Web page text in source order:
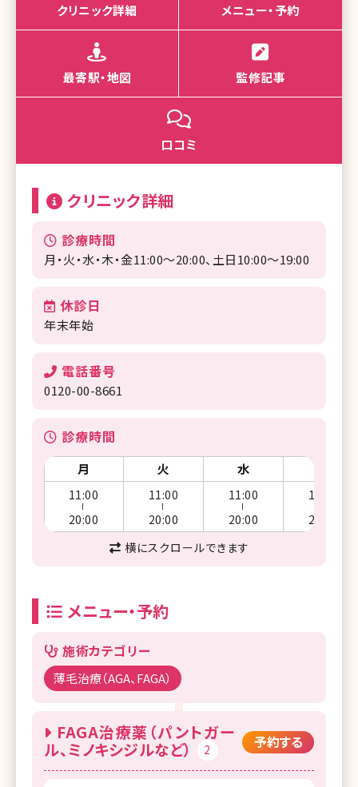
クリニック詳細 メニュー・予約
最寄駅・地図 監修記事
口コミ
クリニック詳細
診療時間
月・火・水・木・金11:00〜20:00、土日10:00〜19:00
休診日
年末年始
電話番号
0120-00-8661
診療時間
月 火 水
11:00
20:00
11:00
20:00
11:00
20:00
11:00
20:00
横にスクロールできます
メニュー・予約
施術カテゴリー
薄毛治療（AGA、FAGA）
FAGA治療薬（パントガー
ル、ミノキシジルなど）
2 予約する